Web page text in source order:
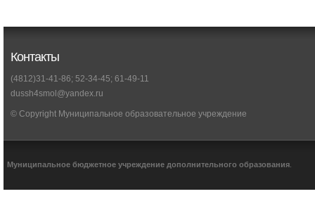
Контакты
(4812)31-41-86; 52-34-45; 61-49-11
dussh4smol@yandex.ru
© Copyright Муниципальное образовательное учреждение
Муниципальное бюджетное учреждение дополнительного образования.